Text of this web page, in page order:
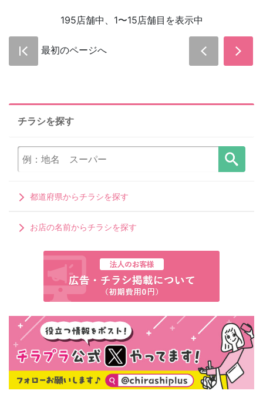
195店舗中、1〜15店舗目を表示中
最初のページへ
チラシを探す
都道府県からチラシを探す
お店の名前からチラシを探す